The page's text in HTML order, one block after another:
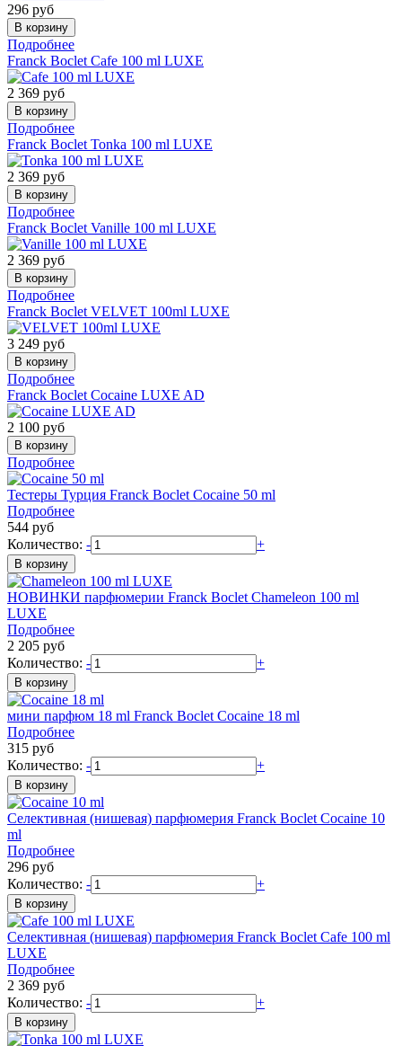
296 руб
Подробнее
Franck Boclet Cafe 100 ml LUXE
2 369 руб
Подробнее
Franck Boclet Tonka 100 ml LUXE
2 369 руб
Подробнее
Franck Boclet Vanille 100 ml LUXE
2 369 руб
Подробнее
Franck Boclet VELVET 100ml LUXE
3 249 руб
Подробнее
Franck Boclet Cocaine LUXE AD
2 100 руб
Подробнее
Тестеры Турция Franck Boclet Cocaine 50 ml
Подробнее
544 руб
Количество: - +
НОВИНКИ парфюмерии Franck Boclet Chameleon 100 ml
LUXE
Подробнее
2 205 руб
Количество: - +
мини парфюм 18 ml Franck Boclet Cocaine 18 ml
Подробнее
315 руб
Количество: - +
Селективная (нишевая) парфюмерия Franck Boclet Cocaine 10
ml
Подробнее
296 руб
Количество: - +
Селективная (нишевая) парфюмерия Franck Boclet Cafe 100 ml
LUXE
Подробнее
2 369 руб
Количество: - +